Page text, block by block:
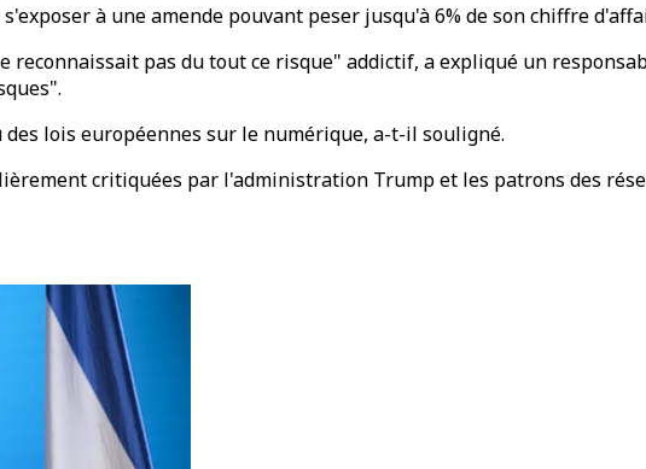
à une amende pouvant peser jusqu'à 6% de son chiffre
reconnaissait pas du tout ce risque" addictif, a expliqué un
lois européennes sur le numérique, a-t-il souligné.
critiquées par l'administration Trump et les patrons des